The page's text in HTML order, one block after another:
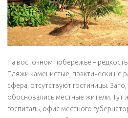
На восточном побережье – редкость
Пляжи каменистые, практически не
сфера, отсутствуют гостиницы.
обосновались местные жители. Тут
госпиталь, офис местного